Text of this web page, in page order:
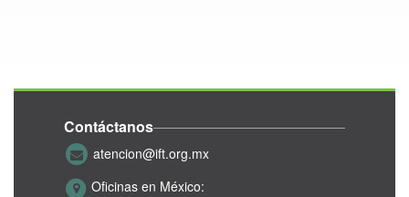
Contáctanos
atencion@ift.org.mx
Oficinas en México: